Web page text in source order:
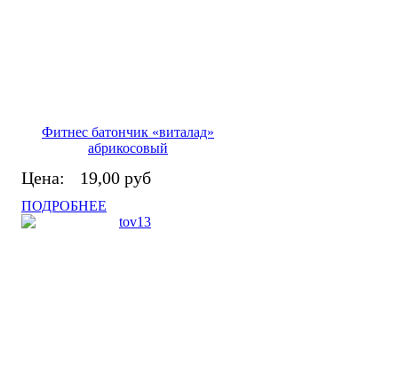
Фитнес батончик «виталад»
абрикосовый
Цена: 19,00 руб
ПОДРОБНЕЕ